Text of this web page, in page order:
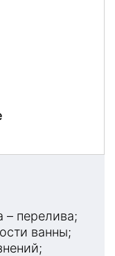
– перелива;
ванны;